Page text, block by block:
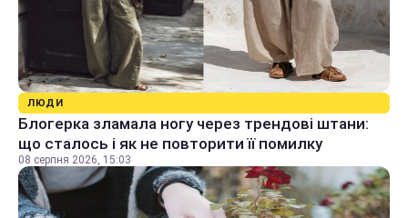
ЛЮДИ
Блогерка зламала ногу через трендові штани:
що сталось і як не повторити її помилку
08 серпня 2026, 15:03